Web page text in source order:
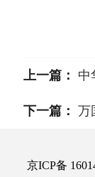
上一篇： 中
下一篇： 万
京ICP备